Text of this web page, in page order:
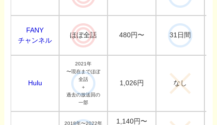
FANY
チャンネル
ほぼ全話 480円〜 31日間
Hulu
2021年
〜現在までほぼ
全話
＋
過去の放送回の
一部
1,026円 なし
2018年〜2022年
1,140円〜